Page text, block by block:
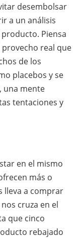
desembolsar
a un análisis
Piensa
provecho real que
de los
placebos y se
una mente
tentaciones y
en el mismo
más o
lleva a comprar
cruza en el
que cinco
rebajado